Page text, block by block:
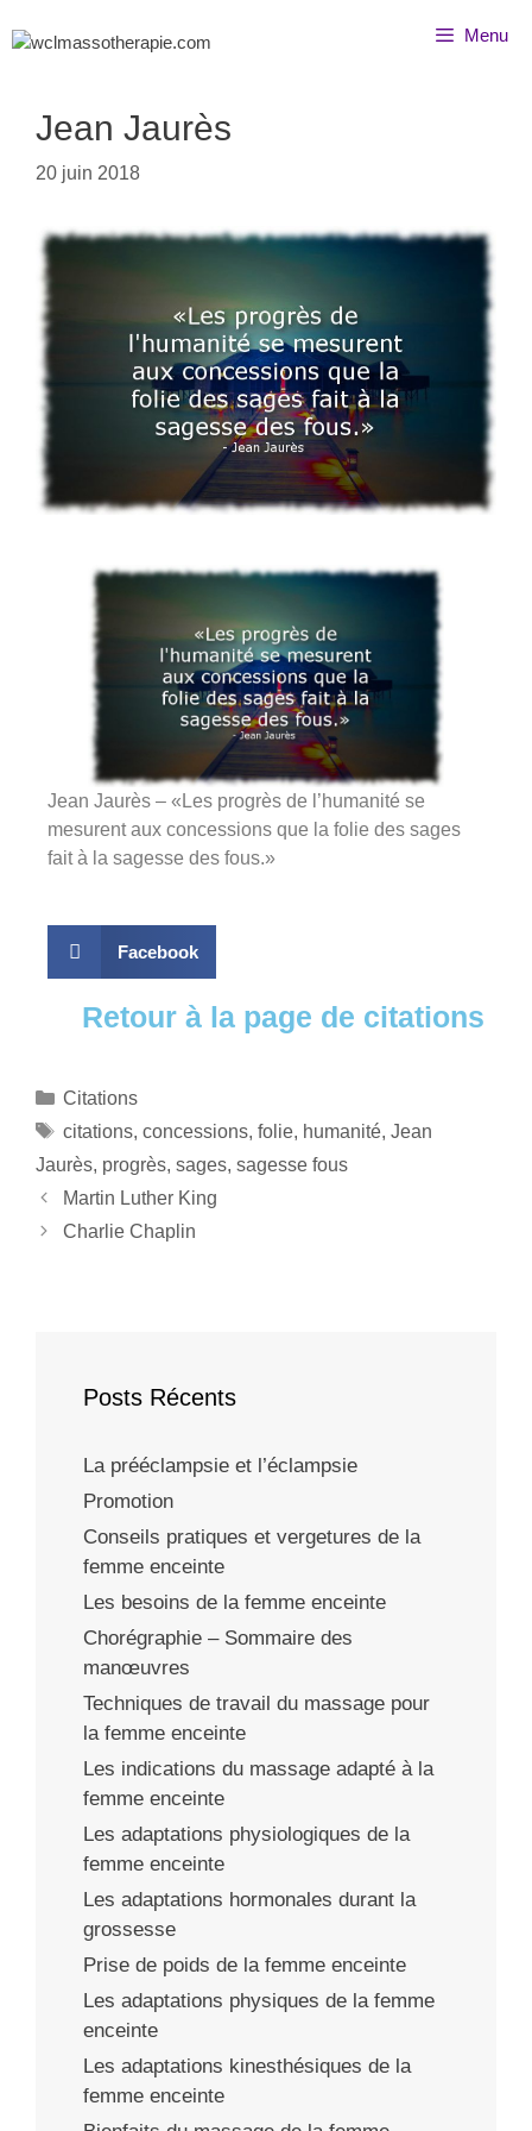
Menu
Jean Jaurès
20 juin 2018
Jean Jaurès – «Les progrès de l’humanité se
mesurent aux concessions que la folie des sages
fait à la sagesse des fous.»
Facebook
Retour à la page de citations
Citations
citations, concessions, folie, humanité, Jean
Jaurès, progrès, sages, sagesse fous
Martin Luther King
Charlie Chaplin
Posts Récents
La prééclampsie et l’éclampsie
Promotion
Conseils pratiques et vergetures de la
femme enceinte
Les besoins de la femme enceinte
Chorégraphie – Sommaire des
manœuvres
Techniques de travail du massage pour
la femme enceinte
Les indications du massage adapté à la
femme enceinte
Les adaptations physiologiques de la
femme enceinte
Les adaptations hormonales durant la
grossesse
Prise de poids de la femme enceinte
Les adaptations physiques de la femme
enceinte
Les adaptations kinesthésiques de la
femme enceinte